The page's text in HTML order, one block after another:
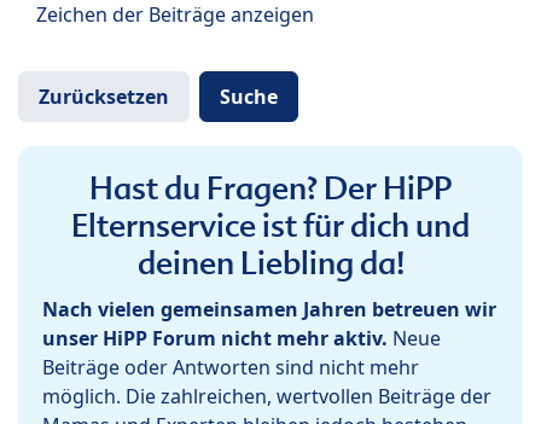
Zeichen der Beiträge anzeigen
Hast du Fragen? Der HiPP
Elternservice ist für dich und
deinen Liebling da!
Nach vielen gemeinsamen Jahren betreuen wir
unser HiPP Forum nicht mehr aktiv. Neue
Beiträge oder Antworten sind nicht mehr
möglich. Die zahlreichen, wertvollen Beiträge der